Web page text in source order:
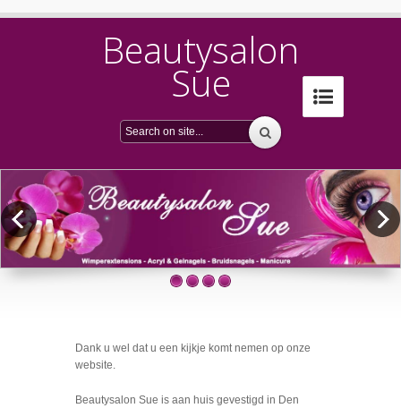
Beautysalon
Sue
Dank u wel dat u een kijkje komt nemen op onze
website.
Beautysalon Sue is aan huis gevestigd in Den